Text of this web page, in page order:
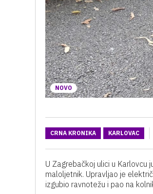
NOVO
CRNA KRONIKA KARLOVAC
U Zagrebačkoj ulici u
maloljetnik. Upravljao je
izgubio ravnotežu i pao na